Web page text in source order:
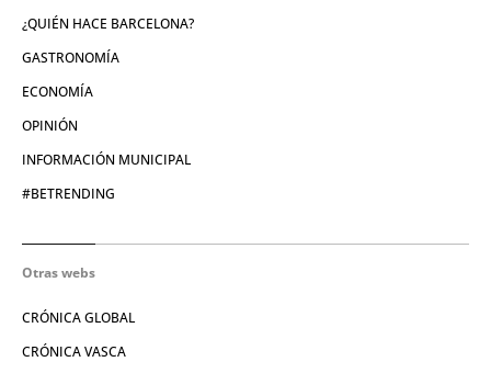
¿QUIÉN HACE BARCELONA?
GASTRONOMÍA
ECONOMÍA
OPINIÓN
INFORMACIÓN MUNICIPAL
#BETRENDING
Otras webs
CRÓNICA GLOBAL
CRÓNICA VASCA